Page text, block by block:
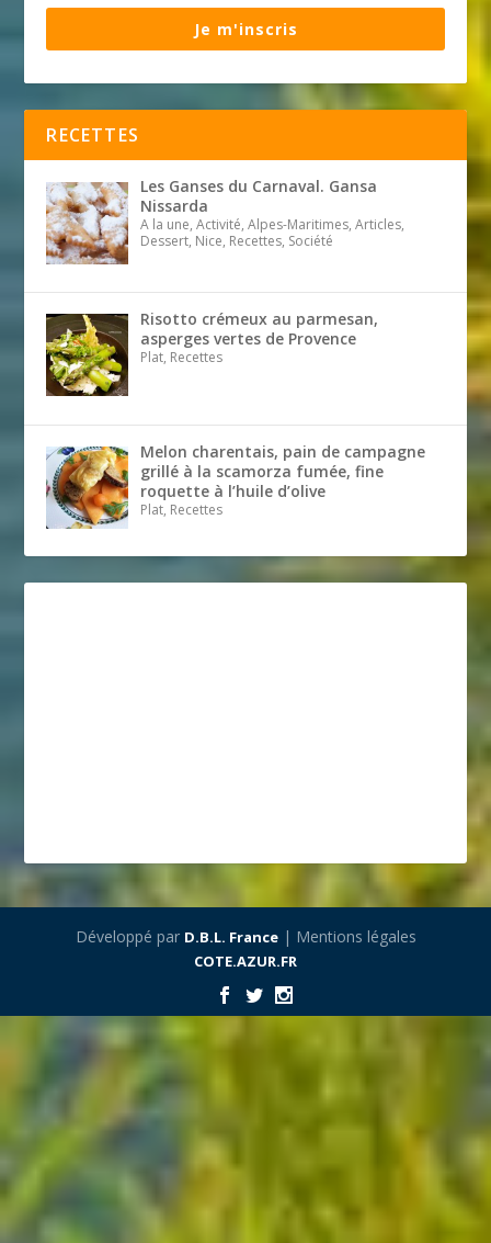
Je m'inscris
RECETTES
Les Ganses du Carnaval. Gansa
Nissarda
A la une, Activité, Alpes-Maritimes, Articles,
Dessert, Nice, Recettes, Société
Risotto crémeux au parmesan,
asperges vertes de Provence
Plat, Recettes
Melon charentais, pain de campagne
grillé à la scamorza fumée, fine
roquette à l’huile d’olive
Plat, Recettes
Développé par D.B.L. France| Mentions légales
COTE.AZUR.FR